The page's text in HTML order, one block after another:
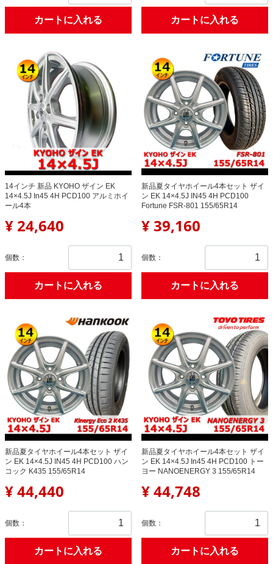
カートに入れる カートに入れる
14インチ 新品 KYOHO ザイン EK
14×4.5J In45 4H PCD100 アルミホイ
ール4本
¥ 24,640
個数：
カートに入れる
新品夏タイヤホイール4本セット ザイ
ン EK 14×4.5J IN45 4H PCD100
Fortune FSR-801 155/65R14
¥ 39,160
個数：
カートに入れる
新品夏タイヤホイール4本セット ザイ
ン EK 14×4.5J IN45 4H PCD100 ハン
コック K435 155/65R14
¥ 44,440
個数：
カートに入れる
新品夏タイヤホイール4本セット ザイ
ン EK 14×4.5J In45 4H PCD100 トー
ヨー NANOENERGY 3 155/65R14
¥ 44,748
個数：
カートに入れる